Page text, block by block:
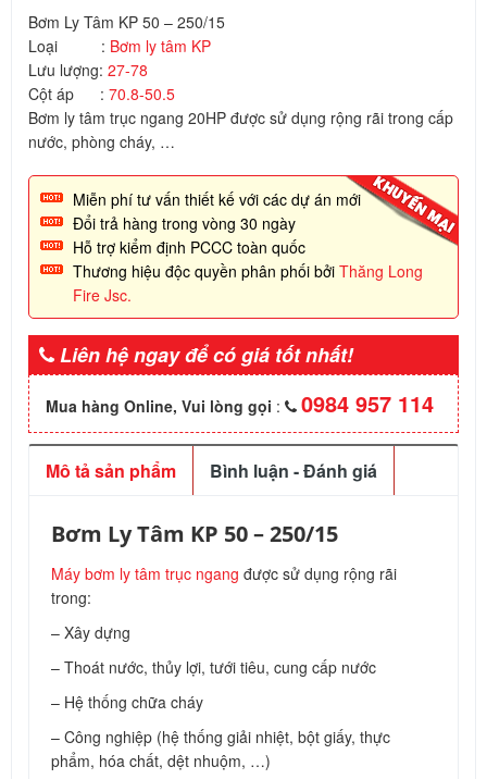
Bơm Ly Tâm KP 50 – 250/15
Loại : Bơm ly tâm KP
Lưu lượng: 27-78
Cột áp : 70.8-50.5
Bơm ly tâm trục ngang 20HP được sử dụng rộng rãi trong cấp
nước, phòng cháy, …
Miễn phí tư vấn thiết kế với các dự án mới
Đổi trả hàng trong vòng 30 ngày
Hỗ trợ kiểm định PCCC toàn quốc
Thương hiệu độc quyền phân phối bởi Thăng Long
Fire Jsc.
Liên hệ ngay để có giá tốt nhất!
Mua hàng Online, Vui lòng gọi : 0984 957 114
Mô tả sản phẩm Bình luận - Đánh giá
Bơm Ly Tâm KP 50 – 250/15
Máy bơm ly tâm trục ngang được sử dụng rộng rãi
trong:
– Xây dựng
– Thoát nước, thủy lợi, tưới tiêu, cung cấp nước
– Hệ thống chữa cháy
– Công nghiệp (hệ thống giải nhiệt, bột giấy, thực
phẩm, hóa chất, dệt nhuộm, …)